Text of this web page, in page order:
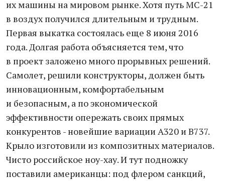
их машины на мировом рынке. Хотя путь МС-21
в воздух получился длительным и трудным.
Первая выкатка состоялась еще 8 июня 2016
года. Долгая работа объясняется тем, что
в проект заложено много прорывных решений.
Самолет, решили конструкторы, должен быть
инновационным, комфортабельным
и безопасным, а по экономической
эффективности опережать своих прямых
конкурентов - новейшие вариации А320 и B737.
Крыло изготовили из композитных материалов.
Чисто российское ноу-хау. И тут подножку
поставили американцы: под флером санкций,